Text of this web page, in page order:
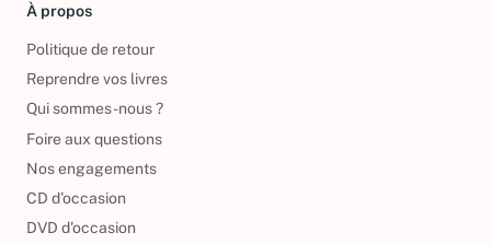
À propos
Politique de retour
Reprendre vos livres
Qui sommes-nous ?
Foire aux questions
Nos engagements
CD d'occasion
DVD d'occasion